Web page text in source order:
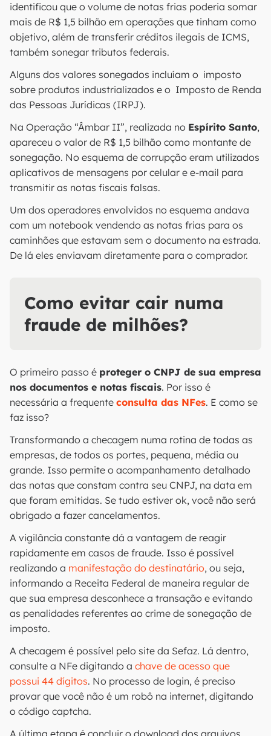
identificou que o volume de notas frias poderia somar
mais de R$ 1,5 bilhão em operações que tinham como
objetivo, além de transferir créditos ilegais de ICMS,
também sonegar tributos federais.
Alguns dos valores sonegados incluíam o imposto
sobre produtos industrializados e o Imposto de Renda
das Pessoas Jurídicas (IRPJ).
Na Operação “Âmbar II”, realizada no Espírito Santo,
apareceu o valor de R$ 1,5 bilhão como montante de
sonegação. No esquema de corrupção eram utilizados
aplicativos de mensagens por celular e e-mail para
transmitir as notas fiscais falsas.
Um dos operadores envolvidos no esquema andava
com um notebook vendendo as notas frias para os
caminhões que estavam sem o documento na estrada.
De lá eles enviavam diretamente para o comprador.
Como evitar cair numa
fraude de milhões?
O primeiro passo é proteger o CNPJ de sua empresa
nos documentos e notas fiscais. Por isso é
necessária a frequente consulta das NFes. E como se
faz isso?
Transformando a checagem numa rotina de todas as
empresas, de todos os portes, pequena, média ou
grande. Isso permite o acompanhamento detalhado
das notas que constam contra seu CNPJ, na data em
que foram emitidas. Se tudo estiver ok, você não será
obrigado a fazer cancelamentos.
A vigilância constante dá a vantagem de reagir
rapidamente em casos de fraude. Isso é possível
realizando a manifestação do destinatário, ou seja,
informando a Receita Federal de maneira regular de
que sua empresa desconhece a transação e evitando
as penalidades referentes ao crime de sonegação de
imposto.
A checagem é possível pelo site da Sefaz. Lá dentro,
consulte a NFe digitando a chave de acesso que
possui 44 dígitos. No processo de login, é preciso
provar que você não é um robô na internet, digitando
o código captcha.
A última etapa é concluir o download dos arquivos